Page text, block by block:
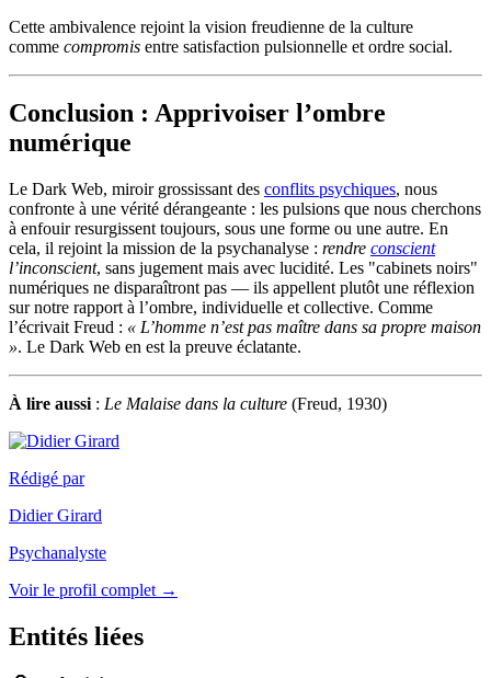
Cette ambivalence rejoint la vision freudienne de la culture
comme compromis entre satisfaction pulsionnelle et ordre social.
Conclusion : Apprivoiser l’ombre
numérique
Le Dark Web, miroir grossissant des conflits psychiques, nous
confronte à une vérité dérangeante : les pulsions que nous cherchons
à enfouir resurgissent toujours, sous une forme ou une autre. En
cela, il rejoint la mission de la psychanalyse : rendre conscient
l’inconscient, sans jugement mais avec lucidité. Les "cabinets noirs"
numériques ne disparaîtront pas — ils appellent plutôt une réflexion
sur notre rapport à l’ombre, individuelle et collective. Comme
l’écrivait Freud : « L’homme n’est pas maître dans sa propre maison
». Le Dark Web en est la preuve éclatante.
À lire aussi : Le Malaise dans la culture (Freud, 1930)
Rédigé par
Didier Girard
Psychanalyste
Voir le profil complet →
Entités liées